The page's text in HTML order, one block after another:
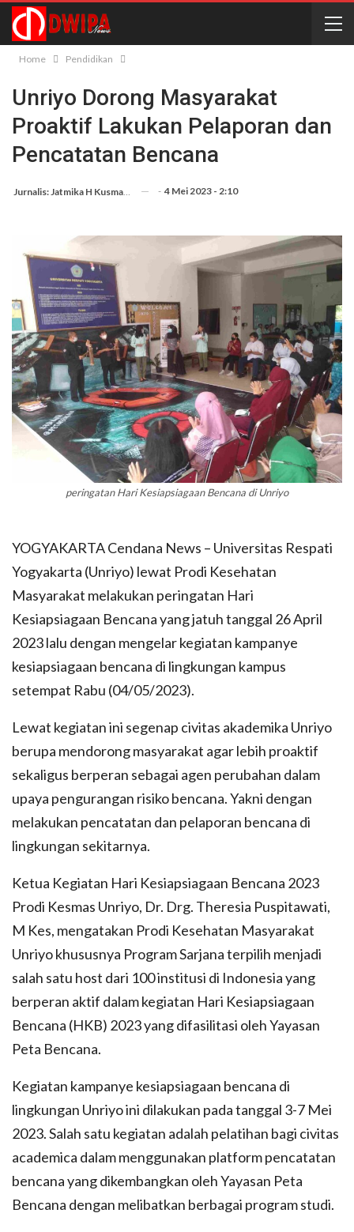
Home Pendidikan
Unriyo Dorong Masyarakat
Proaktif Lakukan Pelaporan dan
Pencatatan Bencana
- 4 Mei 2023 - 2:10
peringatan Hari Kesiapsiagaan Bencana di Unriyo
YOGYAKARTA Cendana News – Universitas Respati
Yogyakarta (Unriyo) lewat Prodi Kesehatan
Masyarakat melakukan peringatan Hari
Kesiapsiagaan Bencana yang jatuh tanggal 26 April
2023 lalu dengan mengelar kegiatan kampanye
kesiapsiagaan bencana di lingkungan kampus
setempat Rabu (04/05/2023).
Lewat kegiatan ini segenap civitas akademika Unriyo
berupa mendorong masyarakat agar lebih proaktif
sekaligus berperan sebagai agen perubahan dalam
upaya pengurangan risiko bencana. Yakni dengan
melakukan pencatatan dan pelaporan bencana di
lingkungan sekitarnya.
Ketua Kegiatan Hari Kesiapsiagaan Bencana 2023
Prodi Kesmas Unriyo, Dr. Drg. Theresia Puspitawati,
M Kes, mengatakan Prodi Kesehatan Masyarakat
Unriyo khususnya Program Sarjana terpilih menjadi
salah satu host dari 100 institusi di Indonesia yang
berperan aktif dalam kegiatan Hari Kesiapsiagaan
Bencana (HKB) 2023 yang difasilitasi oleh Yayasan
Peta Bencana.
Kegiatan kampanye kesiapsiagaan bencana di
lingkungan Unriyo ini dilakukan pada tanggal 3-7 Mei
2023. Salah satu kegiatan adalah pelatihan bagi civitas
academica dalam menggunakan platform pencatatan
bencana yang dikembangkan oleh Yayasan Peta
Bencana dengan melibatkan berbagai program studi.